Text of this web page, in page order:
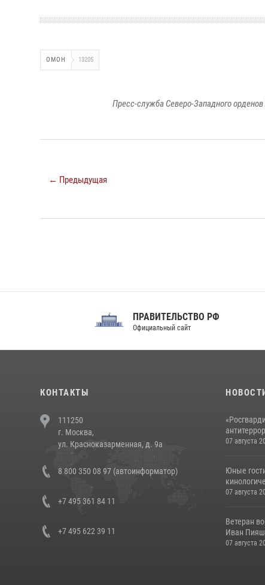
ОМОН 13205
Пресс-служба Северо-Западного
← Предыдущая
ПРАВИТЕЛЬСТВО РФ
Официальный сайт
КОНТАКТЫ
111250
г. Москва,
ул. Красноказарменная, д. 9а
8 800 350 08 97 (автоинформатор)
+7 495 361 84 11
+7 495 622 39 11
07 августа
Юные
07 августа
Ветеран
Иван
07 августа